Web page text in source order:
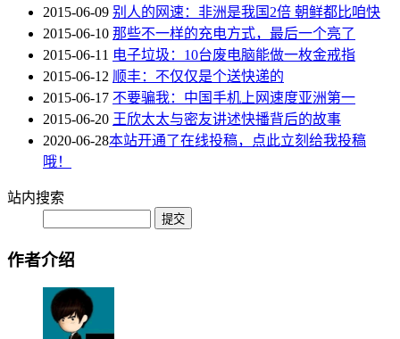
2015-06-09 别人的网速：非洲是我国2倍 朝鲜都比咱快
2015-06-10 那些不一样的充电方式，最后一个亮了
2015-06-11 电子垃圾：10台废电脑能做一枚金戒指
2015-06-12 顺丰：不仅仅是个送快递的
2015-06-17 不要骗我：中国手机上网速度亚洲第一
2015-06-20 王欣太太与密友讲述快播背后的故事
2020-06-28本站开通了在线投稿，点此立刻给我投稿
哦！
站内搜索
作者介绍